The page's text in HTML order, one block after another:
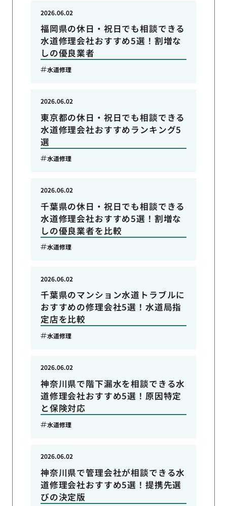
福岡県の休日・祝日でも相談できる
水道修理会社おすすめ5選！割増な
しの優良業者
2026.06.02
水道修理
東京都の休日・祝日でも相談できる
水道修理会社おすすめランキング5
選
2026.06.02
水道修理
千葉県の休日・祝日でも相談できる
水道修理会社おすすめ5選！割増な
しの優良業者を比較
2026.06.02
水道修理
千葉県のマンション水道トラブルに
おすすめの修理会社5選！水道局指
定店を比較
2026.06.02
水道修理
神奈川県で階下漏水を相談できる水
道修理会社おすすめ5選！原因特定
と保険対応
2026.06.02
水道修理
神奈川県で管理会社が相談できる水
道修理会社おすすめ5選！提携先選
びの決定版
2026.06.02